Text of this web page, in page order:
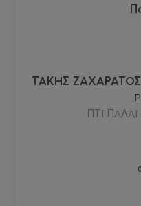
ΤΑΚΗΣ
ΠΤΙ ΠΑΛΑΙ